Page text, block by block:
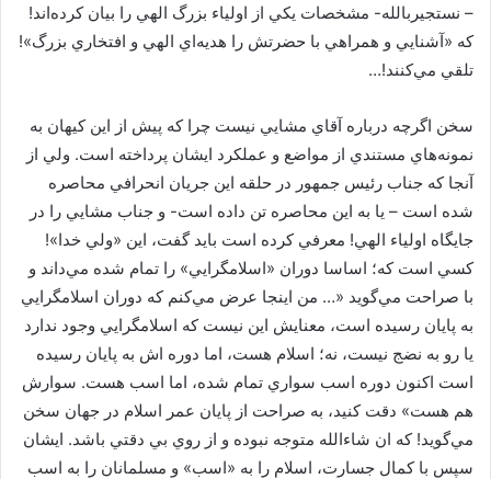
– نستجيربالله- مشخصات يكي از اولياء بزرگ الهي را بيان كرده‌اند!
كه «آشنايي و همراهي با حضرتش را هديه‌اي الهي و افتخاري بزرگ»!
تلقي مي‌كنند!…
سخن اگرچه درباره آقاي مشايي نيست چرا كه پيش از اين كيهان به
نمونه‌هاي مستندي از مواضع و عملكرد ايشان پرداخته است. ولي از
آنجا كه جناب رئيس جمهور در حلقه اين جريان انحرافي محاصره
شده است – يا به اين محاصره تن داده است- و جناب مشايي را در
جايگاه اولياء الهي! معرفي كرده است بايد گفت، اين «ولي خدا»!
كسي است كه؛ اساسا دوران «اسلامگرايي» را تمام شده مي‌داند و
با صراحت مي‌گويد «… من اينجا عرض مي‌كنم كه دوران اسلامگرايي
به پايان رسيده است، معنايش اين نيست كه اسلامگرايي وجود ندارد
يا رو به نضج نيست، نه؛ اسلام هست، اما دوره اش به پايان رسيده
است اكنون دوره اسب سواري تمام شده، اما اسب هست. سوارش
هم هست» دقت كنيد، به صراحت از پايان عمر اسلام در جهان سخن
مي‌گويد! كه ان شاءالله متوجه نبوده و از روي بي دقتي باشد. ايشان
سپس با كمال جسارت، اسلام را به «اسب» و مسلمانان را به اسب